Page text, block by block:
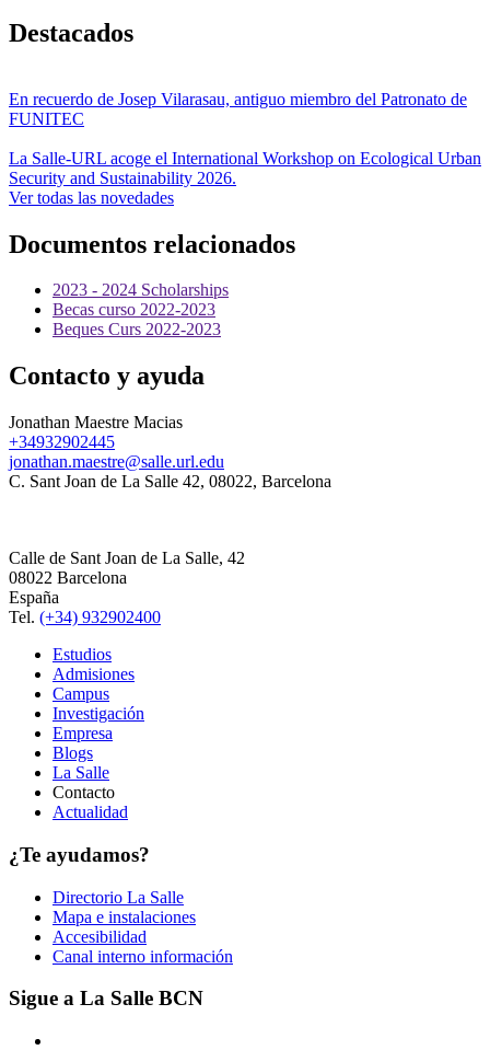
Destacados
En recuerdo de Josep Vilarasau, antiguo miembro del Patronato de
FUNITEC
La Salle-URL acoge el International Workshop on Ecological Urban
Security and Sustainability 2026.
Ver todas las novedades
Documentos relacionados
2023 - 2024 Scholarships
Becas curso 2022-2023
Beques Curs 2022-2023
Contacto y ayuda
Jonathan Maestre Macias
+34932902445
jonathan.maestre@salle.url.edu
C. Sant Joan de La Salle 42, 08022, Barcelona
Calle de Sant Joan de La Salle, 42
08022 Barcelona
España
Tel. (+34) 932902400
Estudios
Admisiones
Campus
Investigación
Empresa
Blogs
La Salle
Contacto
Actualidad
¿Te ayudamos?
Directorio La Salle
Mapa e instalaciones
Accesibilidad
Canal interno información
Sigue a La Salle BCN